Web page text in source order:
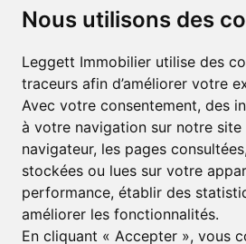
Nous utilisons des
Leggett Immobilier utilise des
traceurs afin d’améliorer votre
Avec votre consentement, des
à votre navigation sur notre
navigateur, les pages
stockées ou lues sur votre
performance, établir des
améliorer les fonctionnalités.
En cliquant « Accepter », vous
Prénom* Nom*
E-mail*
J’accepte de recevoir alertes et
S'inscrire